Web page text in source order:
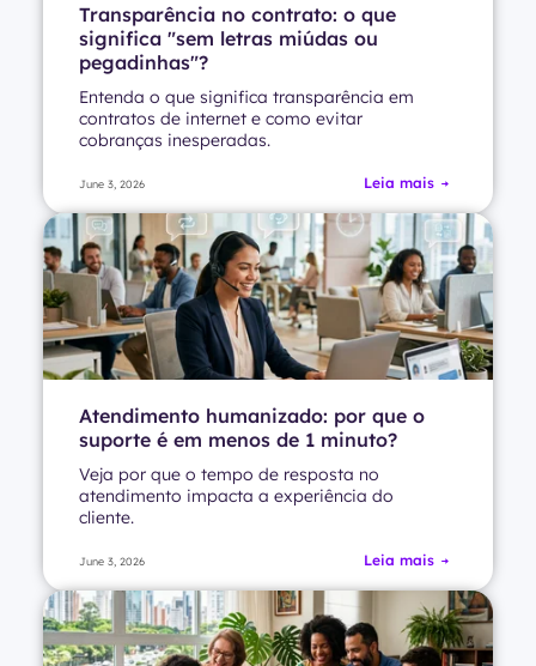
Transparência no contrato: o que
significa "sem letras miúdas ou
pegadinhas"?
Entenda o que significa transparência em
contratos de internet e como evitar
cobranças inesperadas.
June 3, 2026 Leia mais
Atendimento humanizado: por que o
suporte é em menos de 1 minuto?
Veja por que o tempo de resposta no
atendimento impacta a experiência do
cliente.
June 3, 2026 Leia mais